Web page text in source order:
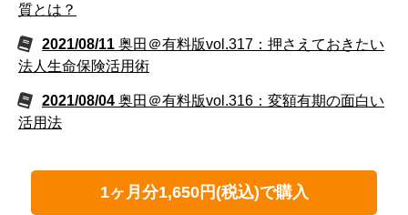
質とは？
2021/08/11 奥田＠有料版vol.317：押さえておきたい
法人生命保険活用術
2021/08/04 奥田＠有料版vol.316：変額有期の面白い
活用法
1ヶ月分1,650円(税込)で購入